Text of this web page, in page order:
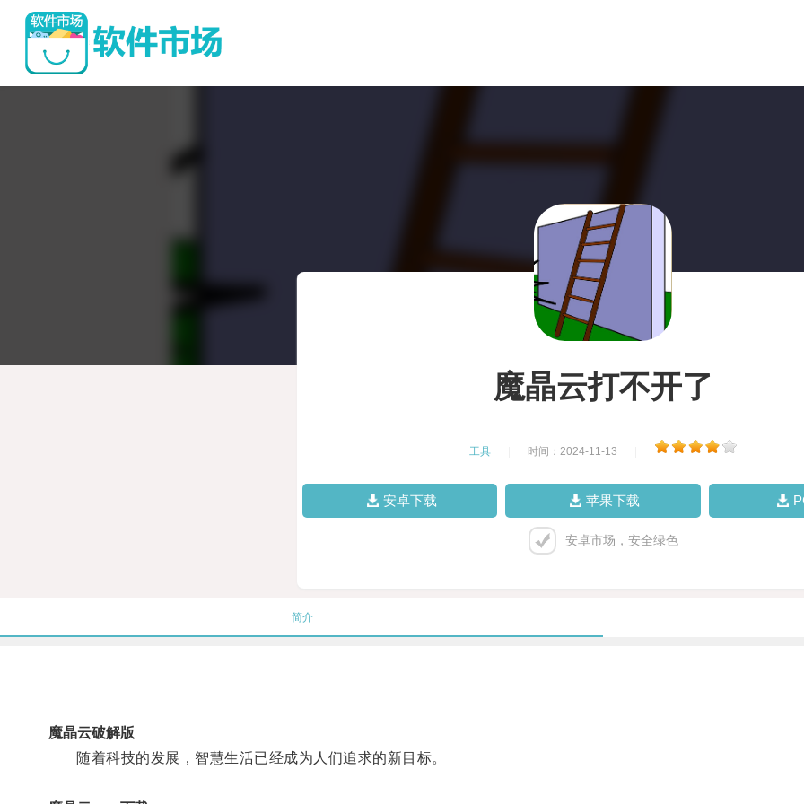
魔晶云打不开了
工具 时间：2024-11-13
安卓下载 苹果下载
安卓市场，安全绿色
简介
魔晶云破解版
随着科技的发展，智慧生活已经成为人们追求的新目标。